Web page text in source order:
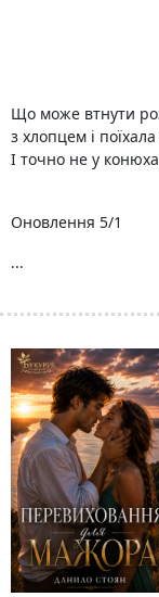
Що може втнути
з хлопцем і
І точно не у
Оновлення 5/1
...